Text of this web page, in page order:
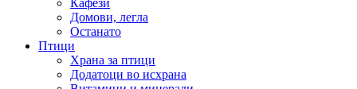
Домови, легла
Останато
Птици
Храна за птици
Додатоци во исхрана